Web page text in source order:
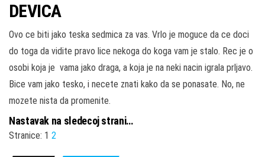
DEVICA
Ovo ce biti jako teska sedmica za vas. Vrlo je moguce da ce doci
do toga da vidite pravo lice nekoga do koga vam je stalo. Rec je o
osobi koja je vama jako draga, a koja je na neki nacin igrala prljavo.
Bice vam jako tesko, i necete znati kako da se ponasate. No, ne
mozete nista da promenite.
Nastavak na sledecoj strani…
Stranice: 1 2